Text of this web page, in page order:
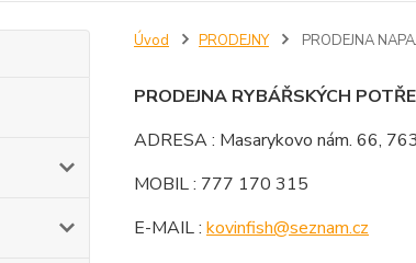
Úvod PRODEJNY PRODEJNA
PRODEJNA RYBÁŘSKÝCH
ADRESA : Masarykovo nám. 66,
MOBIL : 777 170 315
E-MAIL : kovinfish@seznam.cz